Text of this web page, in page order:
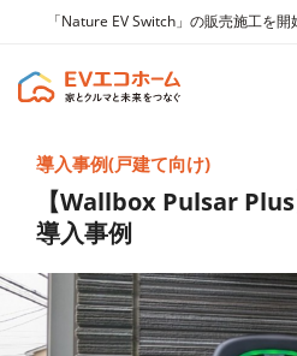
「Nature EV Switch」の販売施工を
導入事例(戸建て向け)
【Wallbox Pulsar
導入事例